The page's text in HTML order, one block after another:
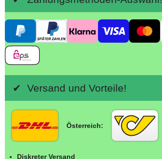
✔ Versand und Vorteile!
Österreich:
Diskreter Versand